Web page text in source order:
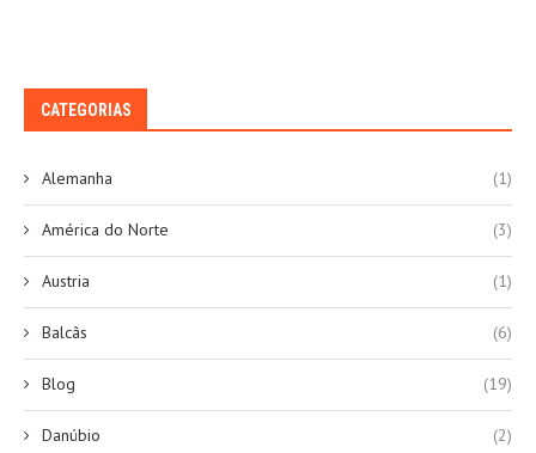
CATEGORIAS
Alemanha (1)
América do Norte (3)
Austria (1)
Balcãs (6)
Blog (19)
Danúbio (2)